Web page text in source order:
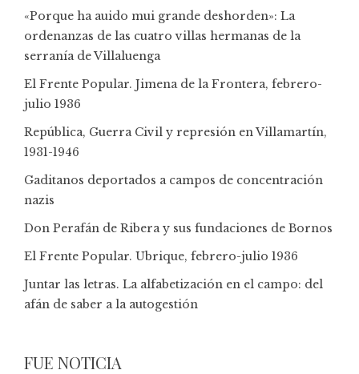
«Porque ha auido mui grande deshorden»: La
ordenanzas de las cuatro villas hermanas de la
serranía de Villaluenga
El Frente Popular. Jimena de la Frontera, febrero-
julio 1936
República, Guerra Civil y represión en Villamartín,
1931-1946
Gaditanos deportados a campos de concentración
nazis
Don Perafán de Ribera y sus fundaciones de Bornos
El Frente Popular. Ubrique, febrero-julio 1936
Juntar las letras. La alfabetización en el campo: del
afán de saber a la autogestión
FUE NOTICIA